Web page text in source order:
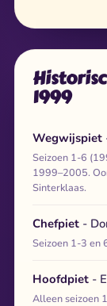
1999
Wegwijspiet
Seizoen 1-6
1999–2005.
Sinterklaas.
Chefpiet -
Seizoen 1-3 en
Hoofdpiet -
Alleen seizoen